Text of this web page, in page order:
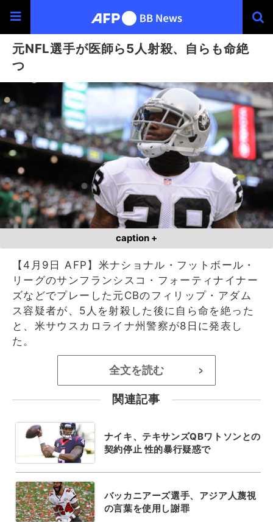
元NFL選手が医師ら5人射殺、自らも命絶
つ
caption +
【4月9日 AFP】米ナショナル・フットボール・
リーグのサンフランシスコ・フォーティナイナー
ズなどでプレーした元CBのフィリップ・アダム
ス容疑者が、5人を射殺した後に自ら命を絶った
と、米サウスカロライナ州警察が8日に発表し
た。
全文を読む >
関連記事
ナイキ、テキサンズQBワトソンとの
契約停止 性的暴行疑惑で
バッカニアーズ選手、アジア人蔑視
の言葉を使用し謝罪